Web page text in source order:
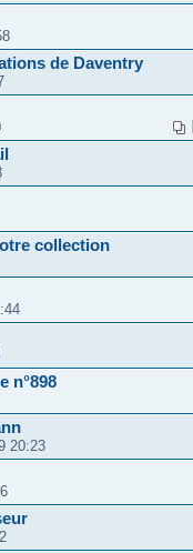
de Daventry
collection
n°898
20:23